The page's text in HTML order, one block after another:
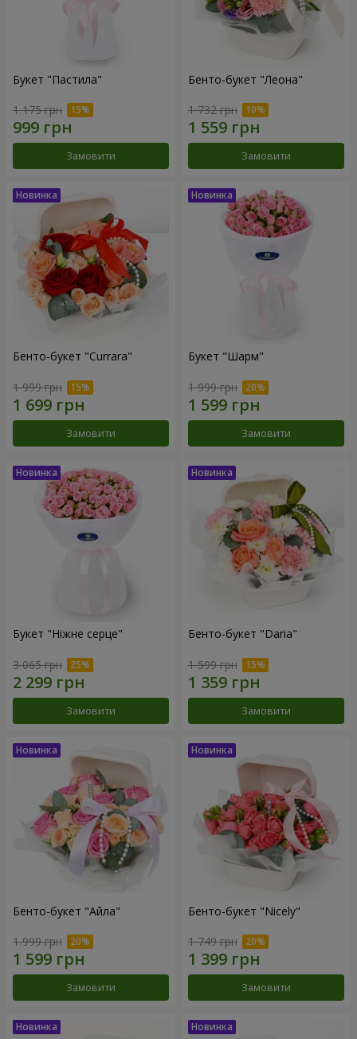
Букет "Пастила"
1 175 грн
Замовити
Бенто-букет "Леона"
1 732 грн
Замовити
Бенто-букет "Currara"
1 999 грн
Замовити
Букет "Шарм"
1 999 грн
Замовити
Букет "Ніжне серце"
3 065 грн
Замовити
Бенто-букет "Daria"
1 599 грн
Замовити
Бенто-букет "Айла"
1 999 грн
Замовити
Бенто-букет "Nicely"
1 749 грн
Замовити